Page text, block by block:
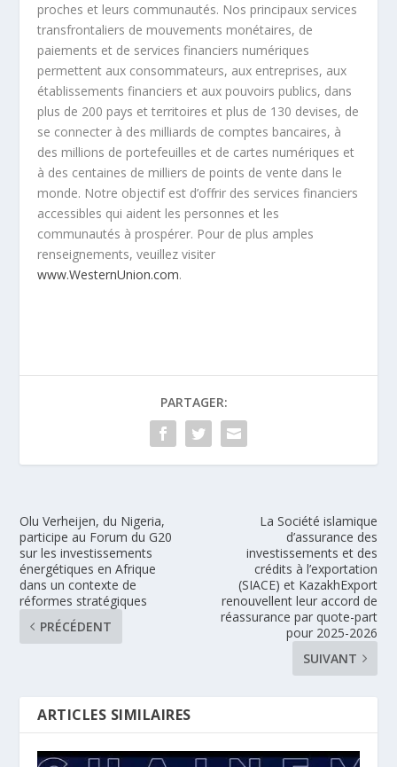
proches et leurs communautés. Nos principaux services
transfrontaliers de mouvements monétaires, de
paiements et de services financiers numériques
permettent aux consommateurs, aux entreprises, aux
établissements financiers et aux pouvoirs publics, dans
plus de 200 pays et territoires et plus de 130 devises, de
se connecter à des milliards de comptes bancaires, à
des millions de portefeuilles et de cartes numériques et
à des centaines de milliers de points de vente dans le
monde. Notre objectif est d’offrir des services financiers
accessibles qui aident les personnes et les
communautés à prospérer. Pour de plus amples
renseignements, veuillez visiter
www.WesternUnion.com.
PARTAGER:
Olu Verheijen, du Nigeria,
participe au Forum du G20
sur les investissements
énergétiques en Afrique
dans un contexte de
réformes stratégiques
PRÉCÉDENT
La Société islamique
d’assurance des
investissements et des
crédits à l’exportation
(SIACE) et KazakhExport
renouvellent leur accord de
réassurance par quote-part
pour 2025-2026
SUIVANT
ARTICLES SIMILAIRES